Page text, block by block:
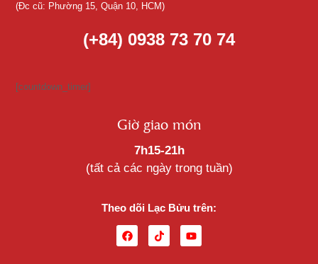
(Đc cũ: Phường 15, Quận 10, HCM)
(+84) 0938 73 70 74
[countdown_timer]
Giờ giao món
7h15-21h
(tất cả các ngày trong tuần)
Theo dõi Lạc Bửu trên: